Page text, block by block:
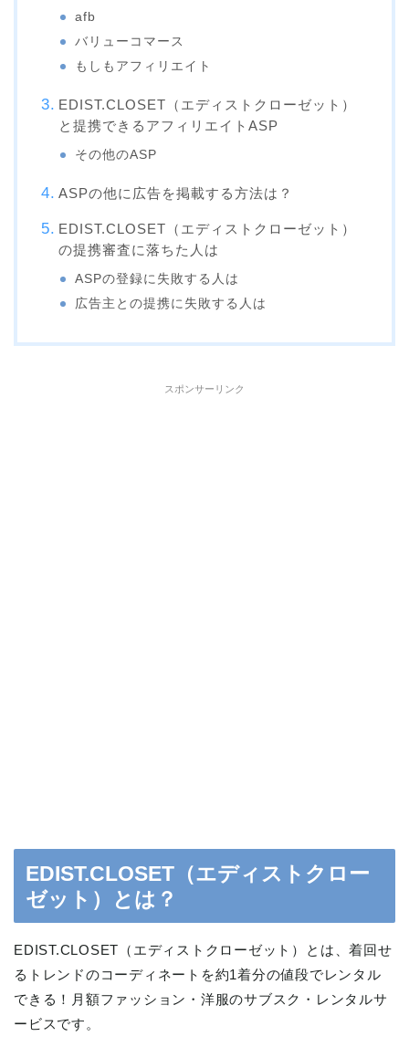
afb
バリューコマース
もしもアフィリエイト
EDIST.CLOSET（エディストクローゼット）
と提携できるアフィリエイトASP
その他のASP
ASPの他に広告を掲載する方法は？
EDIST.CLOSET（エディストクローゼット）
の提携審査に落ちた人は
ASPの登録に失敗する人は
広告主との提携に失敗する人は
スポンサーリンク
EDIST.CLOSET（エディストクロー
ゼット）とは？
EDIST.CLOSET（エディストクローゼット）とは、着回せ
るトレンドのコーディネートを約1着分の値段でレンタル
できる！月額ファッション・洋服のサブスク・レンタルサ
ービスです。